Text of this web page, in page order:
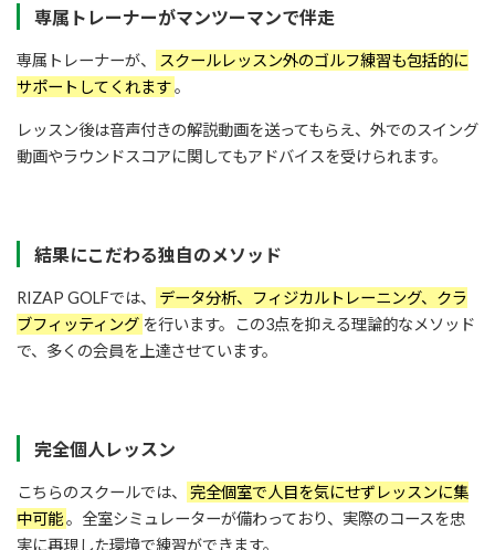
専属トレーナーがマンツーマンで伴走
専属トレーナーが、
スクールレッスン外のゴルフ練習も包括的に
サポートしてくれます。
レッスン後は音声付きの解説動画を送ってもらえ、外でのスイング
動画やラウンドスコアに関してもアドバイスを受けられます。
結果にこだわる独自のメソッド
RIZAP GOLFでは、
データ分析、フィジカルトレーニング、クラ
ブフィッティング を行います。この3点を抑える理論的なメソッド
で、多くの会員を上達させています。
完全個人レッスン
こちらのスクールでは、
完全個室で人目を気にせずレッスンに集
中可能。全室シミュレーターが備わっており、実際のコースを忠
実に再現した環境で練習ができます。